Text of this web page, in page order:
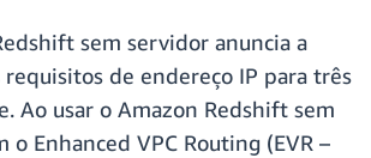
sem servidor anuncia a
requisitos de endereço IP para três
Ao usar o Amazon Redshift sem
o Enhanced VPC Routing (EVR –